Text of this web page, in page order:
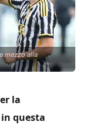
mezzo alla
la
questa